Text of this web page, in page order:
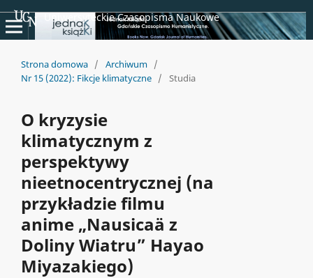
Uniwersyteckie Czasopisma Naukowe
Strona domowa / Archiwum /
Nr 15 (2022): Fikcje klimatyczne / Studia
O kryzysie
klimatycznym z
perspektywy
nieetnocentrycznej (na
przykładzie filmu
anime „Nausicaä z
Doliny Wiatru” Hayao
Miyazakiego)